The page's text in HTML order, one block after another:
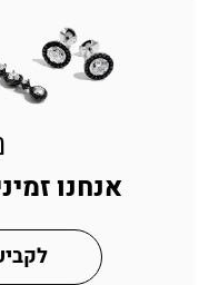
אנחנו